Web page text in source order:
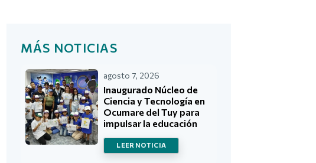
MÁS NOTICIAS
agosto 7, 2026
Inaugurado Núcleo de
Ciencia y Tecnología en
Ocumare del Tuy para
impulsar la educación
LEER NOTICIA